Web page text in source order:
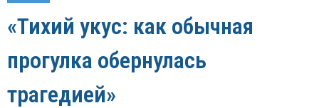
«Тихий укус: как обычная
прогулка обернулась
трагедией»